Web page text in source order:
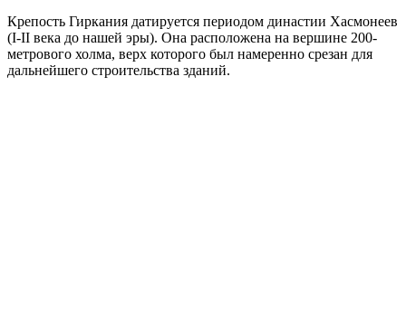
Крепость Гиркания датируется периодом династии Хасмонеев
(I-II века до нашей эры). Она расположена на вершине 200-
метрового холма, верх которого был намеренно срезан для
дальнейшего строительства зданий.